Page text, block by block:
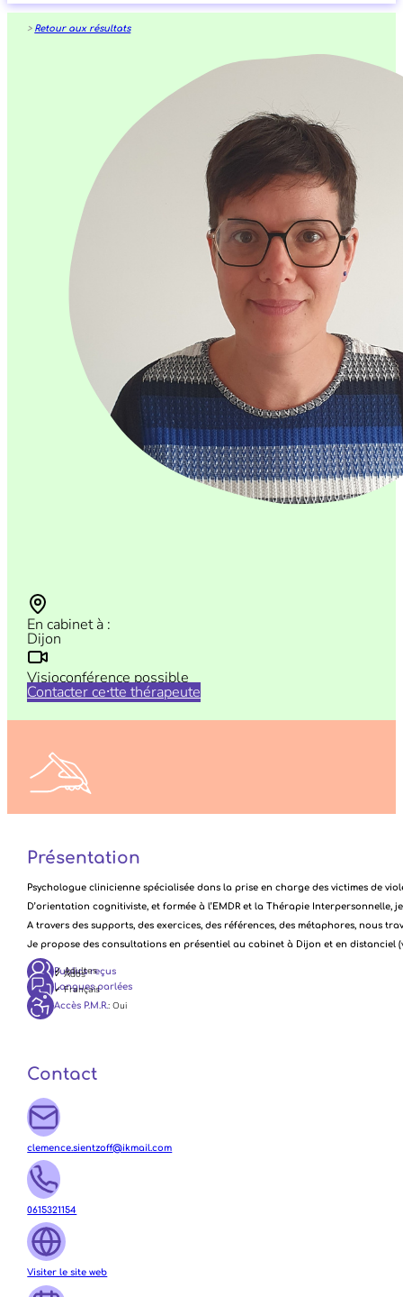
> Retour aux résultats
En cabinet à :
Dijon
Visioconférence possible
Contacter ce⸱tte thérapeute
Présentation
Psychologue clinicienne spécialisée dans la prise en charge des victimes de
D’orientation cognitiviste, et formée à l’EMDR et la Thérapie Interpersonnelle,
A travers des supports, des exercices, des références, des métaphores, nous
Je propose des consultations en présentiel au cabinet à Dijon et en distanciel
Publics reçus
✓ Ados
✓ Adultes
Langues parlées
✓ Français
Accès P.M.R.: Oui
Contact
clemence.sientzoff@ikmail.com
0615321154
Visiter le site web